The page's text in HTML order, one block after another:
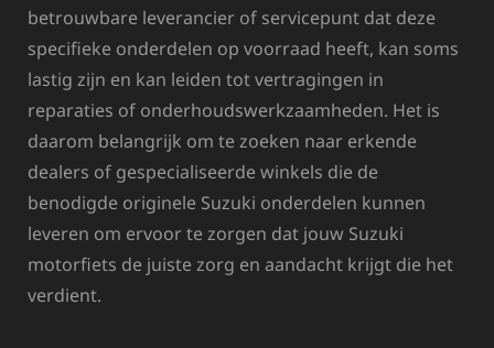
betrouwbare leverancier of servicepunt dat deze
specifieke onderdelen op voorraad heeft, kan soms
lastig zijn en kan leiden tot vertragingen in
reparaties of onderhoudswerkzaamheden. Het is
daarom belangrijk om te zoeken naar erkende
dealers of gespecialiseerde winkels die de
benodigde originele Suzuki onderdelen kunnen
leveren om ervoor te zorgen dat jouw Suzuki
motorfiets de juiste zorg en aandacht krijgt die het
verdient.